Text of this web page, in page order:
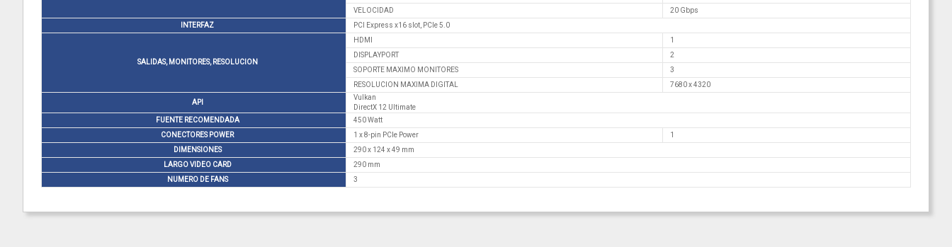
VELOCIDAD
20 Gbps
INTERFAZ
PCI Express x16 slot, PCIe 5.0
SALIDAS, MONITORES, RESOLUCION
HDMI
1
DISPLAYPORT
2
SOPORTE MAXIMO MONITORES
3
RESOLUCION MAXIMA DIGITAL
7680 x 4320
API
Vulkan
DirectX 12 Ultimate
FUENTE RECOMENDADA
450 Watt
CONECTORES POWER
1 x 8-pin PCIe Power
1
DIMENSIONES
290 x 124 x 49 mm
LARGO VIDEO CARD
290 mm
NUMERO DE FANS
3